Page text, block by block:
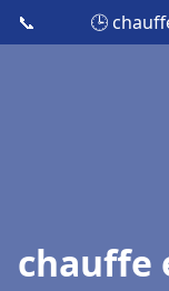
📞 🕒
chauffe